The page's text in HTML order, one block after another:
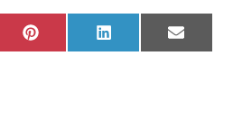
Pinterest LinkedIn Email